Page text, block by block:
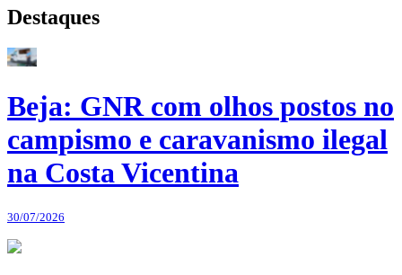
Destaques
Beja: GNR com olhos postos no
campismo e caravanismo ilegal
na Costa Vicentina
30/07/2026